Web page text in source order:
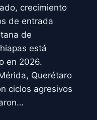
crecimiento
de entrada
de
está
en 2026.
Querétaro
ciclos agresivos